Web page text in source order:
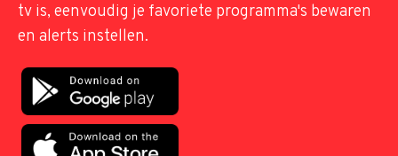
tv is, eenvoudig je favoriete programma's bewaren
en alerts instellen.